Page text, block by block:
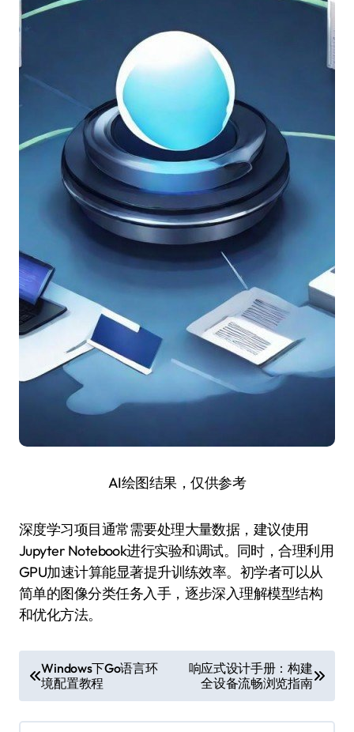
AI绘图结果，仅供参考
深度学习项目通常需要处理大量数据，建议使用
Jupyter Notebook进行实验和调试。同时，合理利用
GPU加速计算能显著提升训练效率。初学者可以从
简单的图像分类任务入手，逐步深入理解模型结构
和优化方法。
章
导
Windows下Go语言环
境配置教程
响应式设计手册：构建
全设备流畅浏览指南